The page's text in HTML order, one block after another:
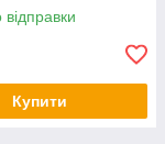
Купити